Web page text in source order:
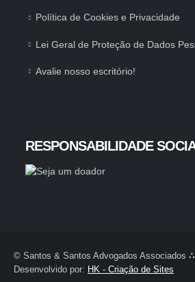
Política de Cookies e Privacidade
Lei Geral de Proteção de Dados
Avalie nosso escritório!
RESPONSABILIDADE
© Santos & Santos Advogados Associados ∴
Desenvolvido por: HK - Criação de Sites